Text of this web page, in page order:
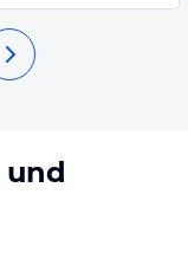
und